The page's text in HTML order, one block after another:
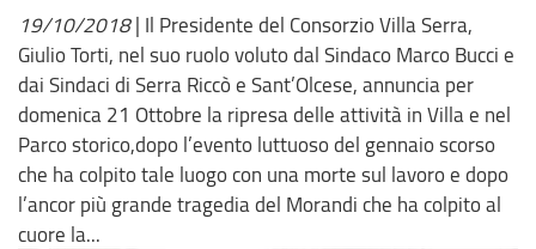
19/10/2018| Il Presidente del Consorzio Villa Serra,
Giulio Torti, nel suo ruolo voluto dal Sindaco Marco Bucci e
dai Sindaci di Serra Riccò e Sant’Olcese, annuncia per
domenica 21 Ottobre la ripresa delle attività in Villa e nel
Parco storico,dopo l’evento luttuoso del gennaio scorso
che ha colpito tale luogo con una morte sul lavoro e dopo
l’ancor più grande tragedia del Morandi che ha colpito al
cuore la...